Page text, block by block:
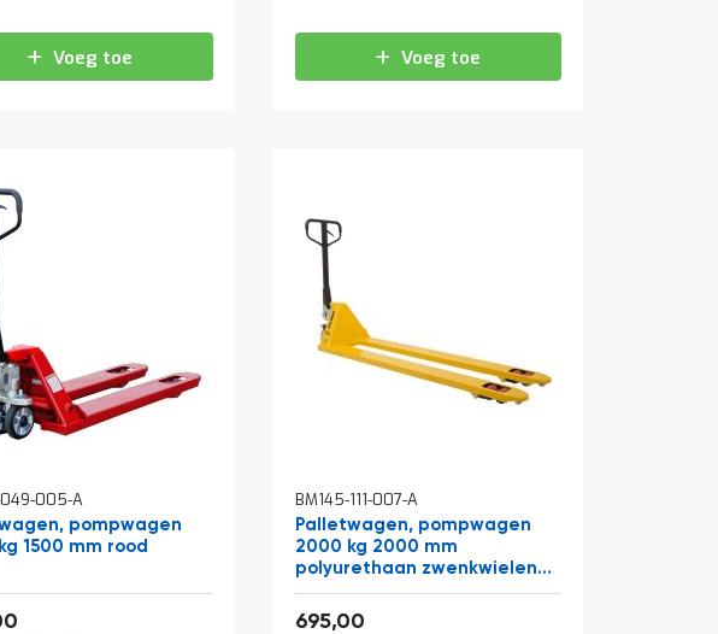
Voeg toe Voeg toe
049-005-A
pompwagen
1500 mm rood
BM145-111-007-A
Palletwagen, pompwagen
2000 kg 2000 mm
polyurethaan zwenkwielen
en polyurethaan vorkrollen
695,00